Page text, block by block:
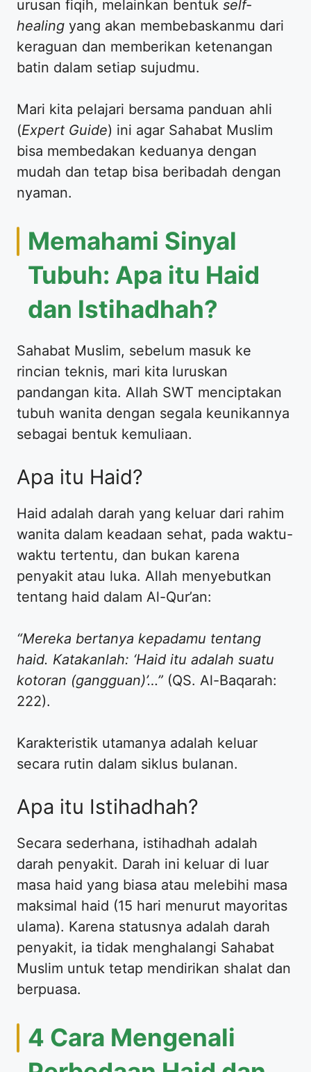
urusan fiqih, melainkan bentuk self-
healing yang akan membebaskanmu dari
keraguan dan memberikan ketenangan
batin dalam setiap sujudmu.
​Mari kita pelajari bersama panduan ahli
(Expert Guide) ini agar Sahabat Muslim
bisa membedakan keduanya dengan
mudah dan tetap bisa beribadah dengan
nyaman.
​Memahami Sinyal
Tubuh: Apa itu Haid
dan Istihadhah?
​Sahabat Muslim, sebelum masuk ke
rincian teknis, mari kita luruskan
pandangan kita. Allah SWT menciptakan
tubuh wanita dengan segala keunikannya
sebagai bentuk kemuliaan.
​Apa itu Haid?
​Haid adalah darah yang keluar dari rahim
wanita dalam keadaan sehat, pada waktu-
waktu tertentu, dan bukan karena
penyakit atau luka. Allah menyebutkan
tentang haid dalam Al-Qur’an:
“Mereka bertanya kepadamu tentang
haid. Katakanlah: ‘Haid itu adalah suatu
kotoran (gangguan)’…” (QS. Al-Baqarah:
222).
Karakteristik utamanya adalah keluar
secara rutin dalam siklus bulanan.
​Apa itu Istihadhah?
​Secara sederhana, istihadhah adalah
darah penyakit. Darah ini keluar di luar
masa haid yang biasa atau melebihi masa
maksimal haid (15 hari menurut mayoritas
ulama). Karena statusnya adalah darah
penyakit, ia tidak menghalangi Sahabat
Muslim untuk tetap mendirikan shalat dan
berpuasa.
​4 Cara Mengenali